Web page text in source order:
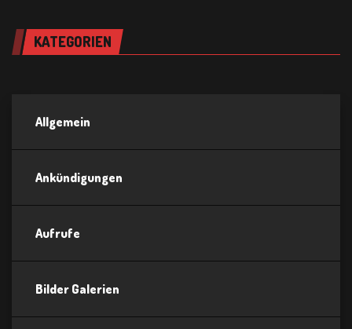
KATEGORIEN
Allgemein
Ankündigungen
Aufrufe
Bilder Galerien